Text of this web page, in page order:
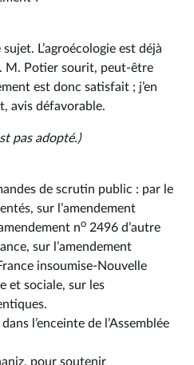
L’agroécologie est déjà
M. Potier sourit, peut-être
est donc satisfait ; j’en
avis défavorable.
pas adopté.)
de scrutin public : par le
sur l’amendement
no 2496 d’autre
sur l’amendement
insoumise-Nouvelle
et sociale, sur les
l’enceinte de l’Assemblée
pour soutenir